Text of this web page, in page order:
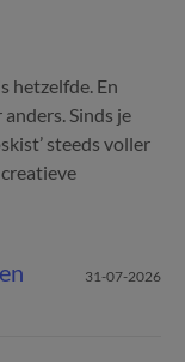
hetzelfde. En
Sinds je
steeds voller
31-07-2026